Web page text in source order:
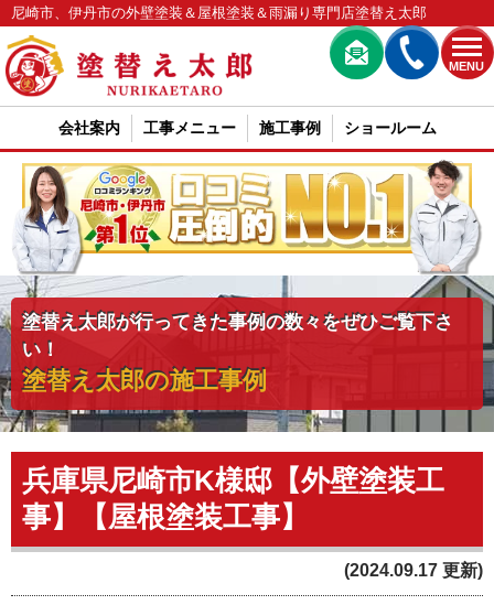
MENU
尼崎市、伊丹市の外壁塗装＆屋根塗装＆雨漏り専門店塗替え太郎
会社案内 工事メニュー 施工事例 ショールーム
塗替え太郎が行ってきた事例の数々をぜひご覧下さ
い！
塗替え太郎の施工事例
兵庫県尼崎市K様邸【外壁塗装工
事】【屋根塗装工事】
(2024.09.17 更新)